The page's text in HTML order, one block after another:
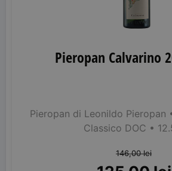
Pieropan Calvarino
Pieropan di Leonildo Pieropan
Classico DOC •
146,00lei